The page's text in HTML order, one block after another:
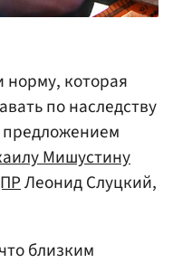
норму, которая
по наследству
Мишустину
Леонид Слуцкий,
близким